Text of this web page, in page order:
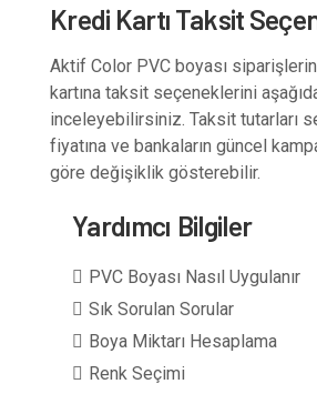
Kredi Kartı Taksit
Aktif Color PVC boyası
kartına taksit seçeneklerini
inceleyebilirsiniz. Taksit tutarları
fiyatına ve bankaların güncel
göre değişiklik gösterebilir.
Yardımcı Bilgiler
PVC Boyası Nasıl Uygulanır
Sık Sorulan Sorular
Boya Miktarı Hesaplama
Renk Seçimi